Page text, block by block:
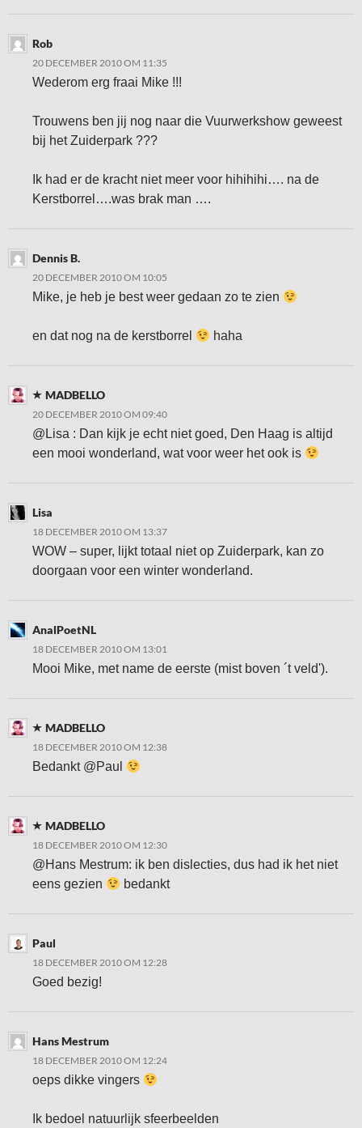
Rob
20 DECEMBER 2010 OM 11:35
Wederom erg fraai Mike !!!
Trouwens ben jij nog naar die Vuurwerkshow geweest
bij het Zuiderpark ???
Ik had er de kracht niet meer voor hihihihi…. na de
Kerstborrel….was brak man ….
Dennis B.
20 DECEMBER 2010 OM 10:05
Mike, je heb je best weer gedaan zo te zien
en dat nog na de kerstborrel haha
MADBELLO
20 DECEMBER 2010 OM 09:40
@Lisa : Dan kijk je echt niet goed, Den Haag is altijd
een mooi wonderland, wat voor weer het ook is
Lisa
18 DECEMBER 2010 OM 13:37
WOW – super, lijkt totaal niet op Zuiderpark, kan zo
doorgaan voor een winter wonderland.
AnalPoetNL
18 DECEMBER 2010 OM 13:01
Mooi Mike, met name de eerste (mist boven ´t veld').
MADBELLO
18 DECEMBER 2010 OM 12:38
Bedankt @Paul
MADBELLO
18 DECEMBER 2010 OM 12:30
@Hans Mestrum: ik ben dislecties, dus had ik het niet
eens gezien
bedankt
Paul
18 DECEMBER 2010 OM 12:28
Goed bezig!
Hans Mestrum
18 DECEMBER 2010 OM 12:24
oeps dikke vingers
Ik bedoel natuurlijk sfeerbeelden